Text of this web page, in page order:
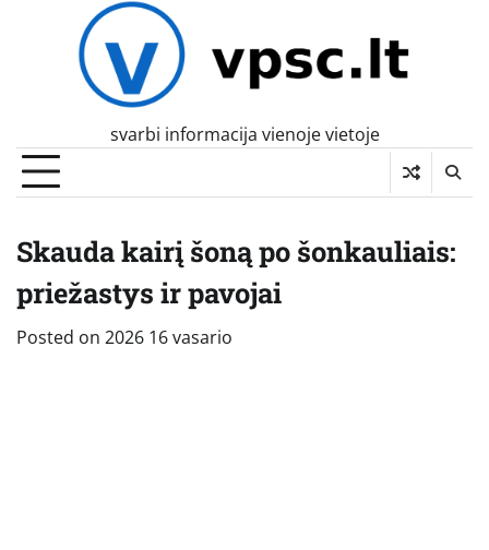
svarbi informacija vienoje vietoje
Skauda kairį šoną po šonkauliais:
priežastys ir pavojai
Posted on 2026 16 vasario